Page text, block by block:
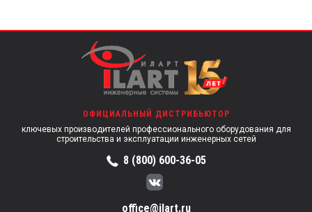
ОФИЦИАЛЬНЫЙ ДИСТРИБЬЮТОР
ключевых производителей профессионального оборудования для
строительства и эксплуатации инженерных сетей
8 (800) 600-36-05
office@ilart.ru